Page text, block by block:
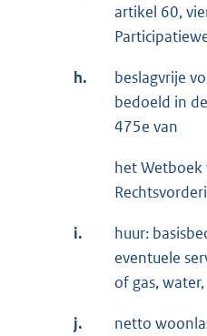
artikel 60,
h.
beslagvrije
bedoeld in
475e van
het Wetboek
i.
huur:
eventuele
of gas,
j.
netto